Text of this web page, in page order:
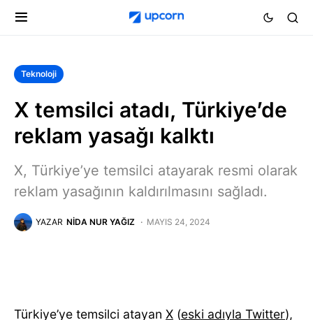
Teknoloji
X temsilci atadı, Türkiye’de
reklam yasağı kalktı
X, Türkiye’ye temsilci atayarak resmi olarak
reklam yasağının kaldırılmasını sağladı.
YAZAR NIDA NUR YAĞIZ MAYIS 24, 2024
Türkiye’ye temsilci atayan X (eski adıyla Twitter),